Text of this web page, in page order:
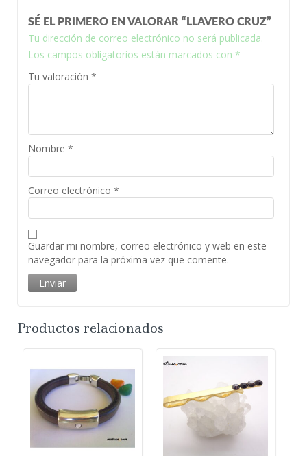
SÉ EL PRIMERO EN VALORAR “LLAVERO CRUZ”
Tu dirección de correo electrónico no será publicada.
Los campos obligatorios están marcados con *
Tu valoración *
Nombre *
Correo electrónico *
Guardar mi nombre, correo electrónico y web en este
navegador para la próxima vez que comente.
Productos relacionados